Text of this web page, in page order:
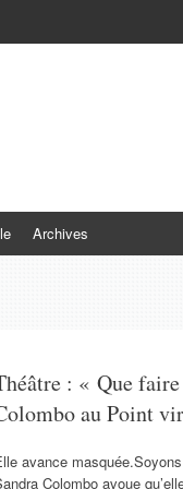
Archives
: « Que
au Point
avance
Colombo avoue